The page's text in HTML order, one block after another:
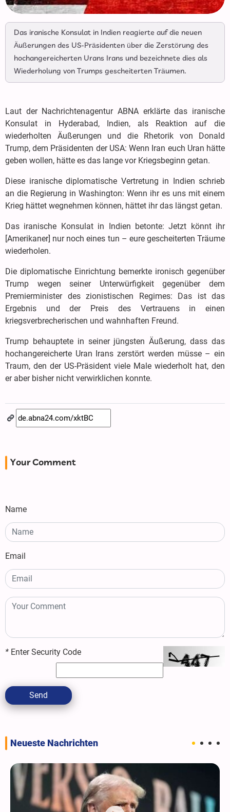
Das iranische Konsulat in Indien reagierte auf die neuen
Äußerungen des US-Präsidenten über die Zerstörung des
hochangereicherten Urans Irans und bezeichnete dies als
Wiederholung von Trumps gescheiterten Träumen.
Laut der Nachrichtenagentur ABNA erklärte das iranische
Konsulat in Hyderabad, Indien, als Reaktion auf die
wiederholten Äußerungen und die Rhetorik von Donald
Trump, dem Präsidenten der USA: Wenn Iran euch Uran hätte
geben wollen, hätte es das lange vor Kriegsbeginn getan.
Diese iranische diplomatische Vertretung in Indien schrieb
an die Regierung in Washington: Wenn ihr es uns mit einem
Krieg hättet wegnehmen können, hättet ihr das längst getan.
Das iranische Konsulat in Indien betonte: Jetzt könnt ihr
[Amerikaner] nur noch eines tun – eure gescheiterten Träume
wiederholen.
Die diplomatische Einrichtung bemerkte ironisch gegenüber
Trump wegen seiner Unterwürfigkeit gegenüber dem
Premierminister des zionistischen Regimes: Das ist das
Ergebnis und der Preis des Vertrauens in einen
kriegsverbrecherischen und wahnhaften Freund.
Trump behauptete in seiner jüngsten Äußerung, dass das
hochangereicherte Uran Irans zerstört werden müsse – ein
Traum, den der US-Präsident viele Male wiederholt hat, den
er aber bisher nicht verwirklichen konnte.
Your Comment
Name
Email
* Enter Security Code
Send
Neueste Nachrichten